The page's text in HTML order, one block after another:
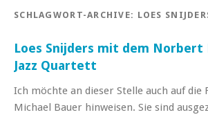
SCHLAGWORT-ARCHIVE: LOES
Loes Snijders mit dem Norbert
Jazz Quartett
Ich möchte an dieser Stelle auch auf die
Michael Bauer hinweisen. Sie sind